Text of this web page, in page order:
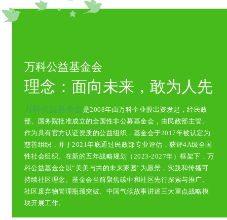
万科公益基金会
理念：面向未来，敢为人先
万科公益基金会是2008年由万科企业股出资发起，经民政
部、国务院批准成立的全国性非公募基金会，由民政部主管。
作为具有官方认证资质的公益组织，基金会于2017年被认定为
慈善组织，并于2021年底通过民政部专业评估，获评4A级全国
性社会组织。在新的五年战略规划（2023-2027年）框架下，万
科公益基金会以“美美与共的未来家园”为愿景，实践和传播可
持续社区理念。基金会当前聚焦碳中和社区先行探索与推广、
社区废弃物管理瓶颈突破、中国气候故事讲述三大重点战略模
块开展工作。